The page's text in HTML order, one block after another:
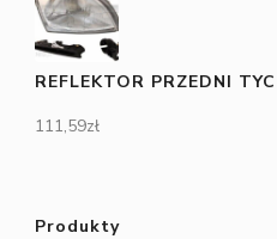
REFLEKTOR PRZEDNI
111,59zł
Produkty